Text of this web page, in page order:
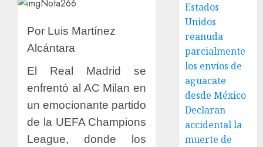
Por Luis Martínez
Alcántara
El Real Madrid se
enfrentó al AC Milan en
un emocionante partido
de la UEFA Champions
League, donde los
Estados
Unidos
reanuda
parcialmente
los envíos de
aguacate
desde México
Declaran
accidental la
muerte de